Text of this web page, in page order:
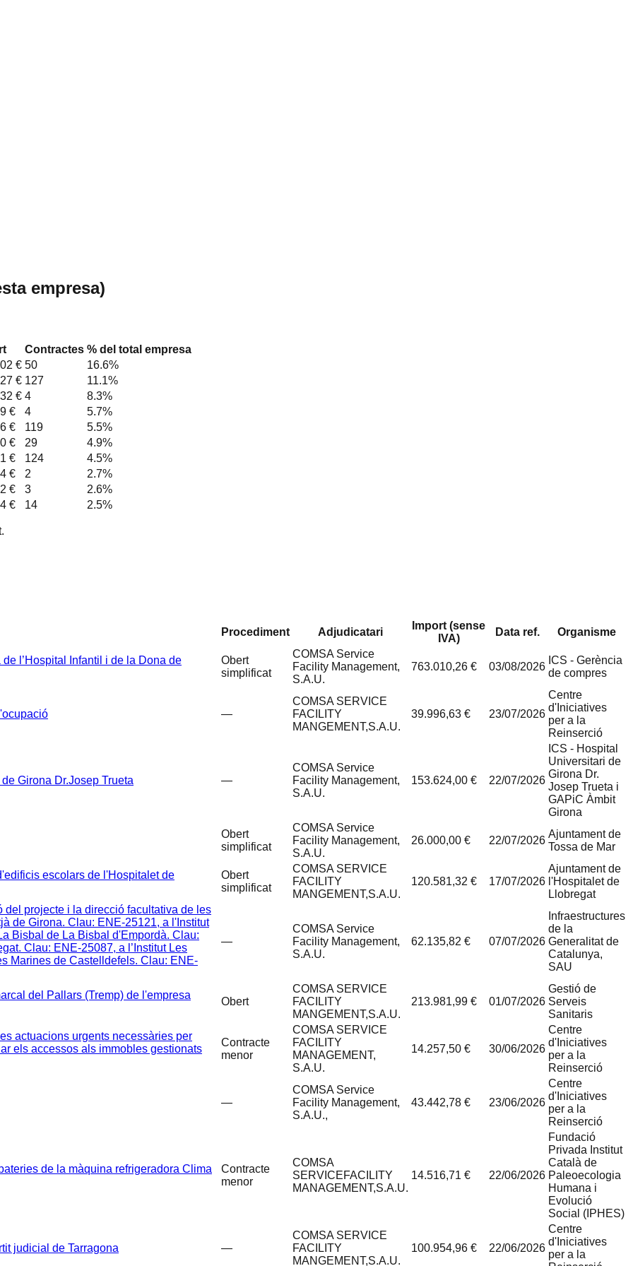
empresa)
Contractes % del total empresa
€ 50 16.6%
€ 127 11.1%
€ 4 8.3%
€
4 5.7%
€
119 5.5%
€
29 4.9%
€
124 4.5%
€
2 2.7%
€
3 2.6%
€
14 2.5%
Procediment Adjudicatari
Import (sense
IVA)
Data ref. Organisme
l’Hospital Infantil i de la Dona de
Obert
simplificat
COMSA Service
Facility Management,
S.A.U.
763.010,26 € 03/08/2026
ICS - Gerència
de compres
—
COMSA SERVICE
FACILITY
MANGEMENT,S.A.U.
39.996,63 € 23/07/2026
Centre
d'Iniciatives
per a la
Reinserció
Girona Dr.Josep Trueta —
COMSA Service
Facility Management,
S.A.U.
153.624,00 € 22/07/2026
ICS - Hospital
Universitari de
Girona Dr.
Josep Trueta i
GAPiC Àmbit
Girona
Obert
simplificat
COMSA Service
Facility Management,
S.A.U.
26.000,00 € 22/07/2026
Ajuntament de
Tossa de Mar
escolars de l'Hospitalet de
Obert
simplificat
COMSA SERVICE
FACILITY
MANGEMENT,S.A.U.
120.581,32 € 17/07/2026
Ajuntament de
l'Hospitalet de
Llobregat
projecte i la direcció facultativa de les
de Girona. Clau: ENE-25121, a l'Institut
Bisbal de La Bisbal d'Empordà. Clau:
Clau: ENE-25087, a l’Institut Les
Marines de Castelldefels. Clau: ENE-
—
COMSA Service
Facility Management,
S.A.U.
62.135,82 € 07/07/2026
Infraestructures
de la
Generalitat de
Catalunya,
SAU
del Pallars (Tremp) de l'empresa
Obert
COMSA SERVICE
FACILITY
MANGEMENT,S.A.U.
213.981,99 € 01/07/2026
Gestió de
Serveis
Sanitaris
actuacions urgents necessàries per
els accessos als immobles gestionats
Contracte
menor
COMSA SERVICE
FACILITY
MANAGEMENT,
S.A.U.
14.257,50 € 30/06/2026
Centre
d'Iniciatives
per a la
Reinserció
—
COMSA Service
Facility Management,
S.A.U.,
43.442,78 € 23/06/2026
Centre
d'Iniciatives
per a la
Reinserció
de la màquina refrigeradora Clima
Contracte
menor
COMSA
SERVICEFACILITY
MANAGEMENT,S.A.U.
14.516,71 € 22/06/2026
Fundació
Privada Institut
Català de
Paleoecologia
Humana i
Evolució
Social (IPHES)
judicial de Tarragona —
COMSA SERVICE
FACILITY
MANGEMENT,S.A.U.
100.954,96 € 22/06/2026
Centre
d'Iniciatives
per a la